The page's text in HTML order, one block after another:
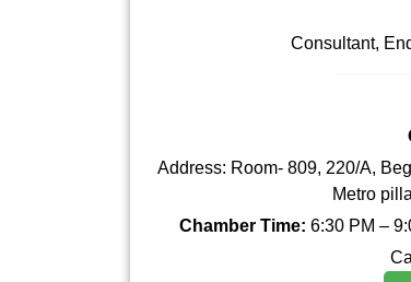
Consultant,
Address: Room- 809, 220/A,
Metro
Chamber Time: 6:30 PM –